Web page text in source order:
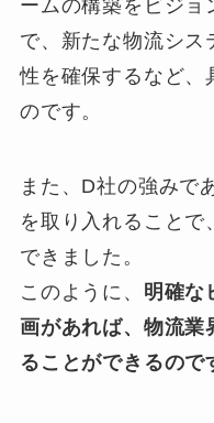
ームの構築をビジョ
で、新たな物流シス
性を確保するなど、
のです。
また、D社の強みで
を取り入れること
できました。
このように、 明確な
画があれば、物流
ることができるので